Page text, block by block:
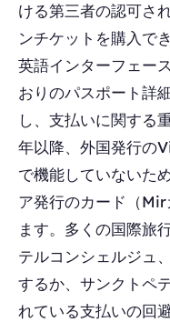
ける第三者の認可さ
ンチケットを購入で
英語インターフェー
おりのパスポート詳
し、支払いに関する
年以降、外国発行の
で機能していないた
ア発行のカード（
ます。多くの国際旅
テルコンシェルジュ
するか、サンクトペ
れている支払いの回